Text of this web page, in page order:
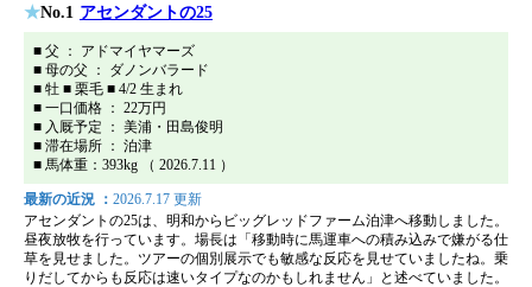
No.1 アセンダントの25
■ 父 ： アドマイヤマーズ
■ 母の父 ： ダノンバラード
■ 牡 ■ 栗毛 ■ 4/2 生まれ
■ 一口価格 ： 22万円
■ 入厩予定 ： 美浦・田島俊明
■ 滞在場所 ： 泊津
■ 馬体重：393kg （ 2026.7.11 ）
最新の近況 ： 2026.7.17 更新
アセンダントの25は、明和からビッグレッドファーム泊津へ移動しました。
昼夜放牧を行っています。場長は「移動時に馬運車への積み込みで嫌がる仕
草を見せました。ツアーの個別展示でも敏感な反応を見せていましたね。乗
りだしてからも反応は速いタイプなのかもしれません」と述べていました。
よくある質問
プライバシーポリシー